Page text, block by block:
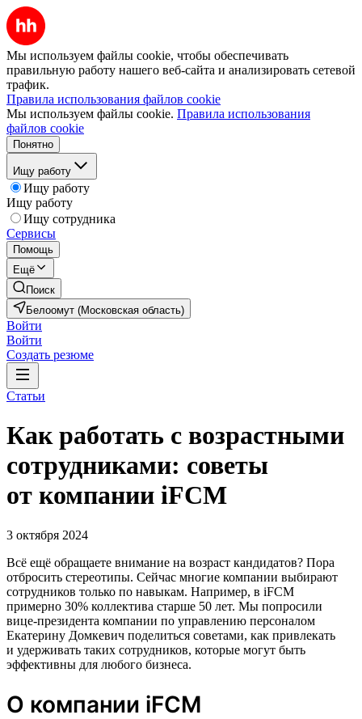
Мы используем файлы cookie, чтобы обеспечивать
правильную работу нашего веб-сайта и анализировать сетевой
трафик.
Правила использования файлов cookie
Мы используем файлы cookie. Правила использования
файлов cookie
Понятно
Ищу работу
Ищу работу
Ищу работу
Ищу сотрудника
Сервисы
Помощь
Ещё
Поиск
Белоомут (Московская область)
Войти
Войти
Создать резюме
Статьи
Как работать с возрастными
сотрудниками: советы
от компании iFCM
3 октября 2024
Всё ещё обращаете внимание на возраст кандидатов? Пора
отбросить стереотипы. Сейчас многие компании выбирают
сотрудников только по навыкам. Например, в iFCM
примерно 30% коллектива старше 50 лет. Мы попросили
вице-президента компании по управлению персоналом
Екатерину Домкевич поделиться советами, как привлекать
и удерживать таких сотрудников, которые могут быть
эффективны для любого бизнеса.
О компании iFCM